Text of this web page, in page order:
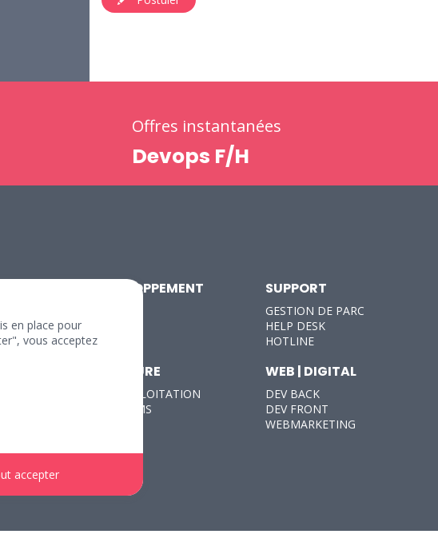
en place pour
vous acceptez
accepter
Offres instantanées
Devops F/H
ETUDE | DEVELOPPEMENT
DATA
ERP - BI
INFRASTRUCTURE
PRODUCTION EXPLOITATION
RESEAUX TELECOMS
SUPPORT
GESTION DE PARC
HELP DESK
HOTLINE
WEB | DIGITAL
DEV BACK
DEV FRONT
WEBMARKETING